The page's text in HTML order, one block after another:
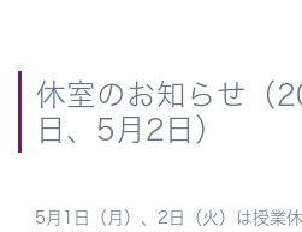
休室のお知らせ（
日、5月2日）
5月1日（月）、2日（火）は授業